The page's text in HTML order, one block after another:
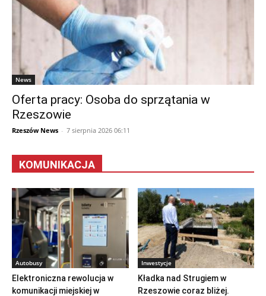
News
Oferta pracy: Osoba do sprzątania w
Rzeszowie
Rzeszów News - 7 sierpnia 2026 06:11
KOMUNIKACJA
Autobusy
Elektroniczna rewolucja w
komunikacji miejskiej w
Inwestycje
Kładka nad Strugiem w
Rzeszowie coraz bliżej.